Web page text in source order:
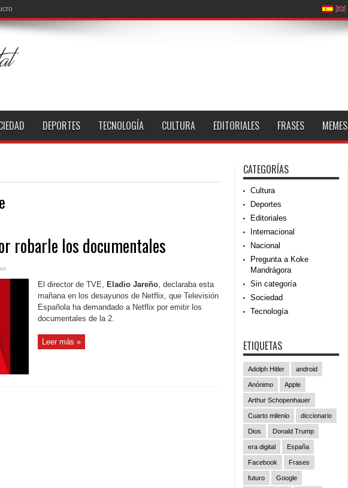
DEPORTES TECNOLOGÍA CULTURA EDITORIALES FRASES MEMES
robarle los documentales
El director de TVE, Eladio Jareño, declaraba esta
mañana en los desayunos de Netflix, que Televisión
Española ha demandado a Netflix por emitir los
documentales de la 2.
Leer más »
CATEGORÍAS
Cultura
Deportes
Editoriales
Internacional
Nacional
Pregunta a Koke
Mandrágora
Sin categoría
Sociedad
Tecnología
ETIQUETAS
Adolph Hitler android
Anónimo Apple
Arthur Schopenhauer
Cuarto milenio diccionario
Dios Donald Trump
era digital España
Facebook Frases
futuro Google